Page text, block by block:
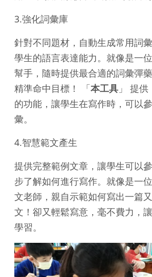
3.強化詞彙庫
針對不同題材，自動生成常用詞
學生的語言表達能力。就像是一
幫手，隨時提供最合適的詞彙彈
精準命中目標！ 「本工具 」 提供
的功能，讓學生在寫作時，可以
彙。
4.智慧範文產生
提供完整範例文章，讓學生可以
步了解如何進行寫作。就像是一
文老師，親自示範如何寫出一篇
文！卻又輕鬆寫意，毫不費力，
學習。